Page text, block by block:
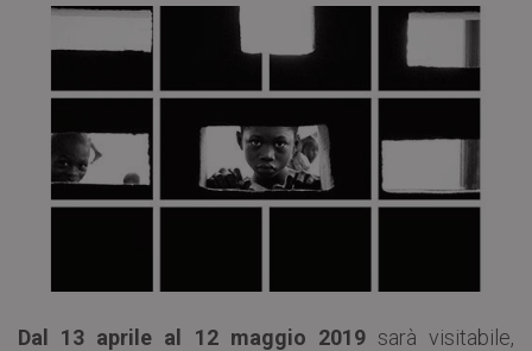
Dal 13 aprile al 12 maggio 2019sarà visitabile,